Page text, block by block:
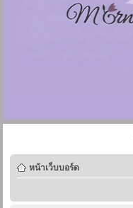
หน้าเว็บบอร์ด